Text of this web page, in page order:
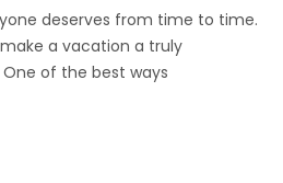
deserves from time to time.
a vacation a truly
of the best ways